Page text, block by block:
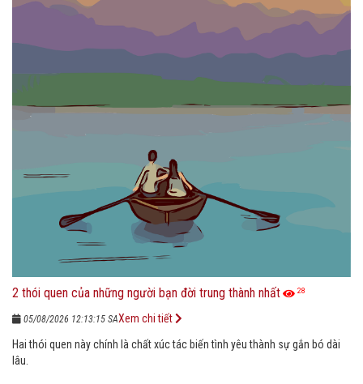
2 thói quen của những người bạn đời trung thành nhất 28
05/08/2026 12:13:15 SA
Hai thói quen này chính là chất xúc tác biến tình yêu thành sự gắn bó dài
lâu.
Xem chi tiết